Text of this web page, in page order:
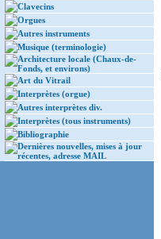
Clavecins
Orgues
Autres instruments
Musique (terminologie)
Architecture locale (Chaux-de-
Fonds, et environs)
Art du Vitrail
Interprètes (orgue)
Autres interprètes div.
Interprètes (tous instruments)
Bibliographie
Dernières nouvelles, mises à jour
récentes, adresse MAIL